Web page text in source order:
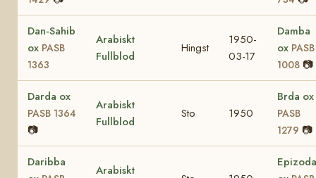
Dan-Sahib
ox PASB
1363
Arabiskt
Fullblod
Hingst
1950-
03-17
Damba
ox PASB
1008 📷
Darda ox
PASB 1364
📷
Arabiskt
Fullblod
Sto 1950
Brda ox
PASB
1279 📷
Daribba
Arabiskt
Epizoda